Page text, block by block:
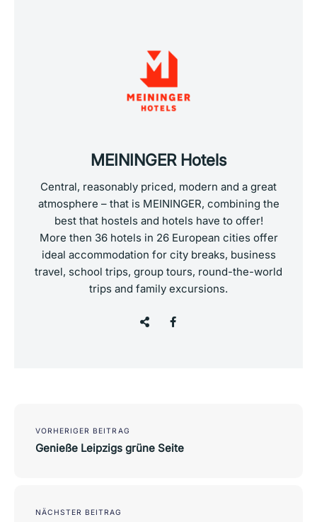
MEININGER Hotels
Central, reasonably priced, modern and a great
atmosphere – that is MEININGER, combining the
best that hostels and hotels have to offer!
More then 36 hotels in 26 European cities offer
ideal accommodation for city breaks, business
travel, school trips, group tours, round-the-world
trips and family excursions.
navigation
VORHERIGER BEITRAG
Genieße Leipzigs grüne Seite
NÄCHSTER BEITRAG